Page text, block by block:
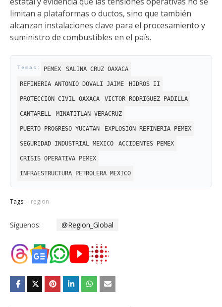
limitan a plataformas o ductos, sino que también
alcanzan instalaciones clave para el procesamiento y
suministro de combustibles en el país.
PEMEX SALINA CRUZ OAXACA
REFINERIA ANTONIO DOVALI JAIME HIDROS II
PROTECCION CIVIL OAXACA VICTOR RODRIGUEZ PADILLA
CANTARELL MINATITLAN VERACRUZ
PUERTO PROGRESO YUCATAN EXPLOSION REFINERIA PEMEX
SEGURIDAD INDUSTRIAL MEXICO ACCIDENTES PEMEX
CRISIS OPERATIVA PEMEX
INFRAESTRUCTURA PETROLERA MEXICO
Tags: region
Síguenos: @Region_Global